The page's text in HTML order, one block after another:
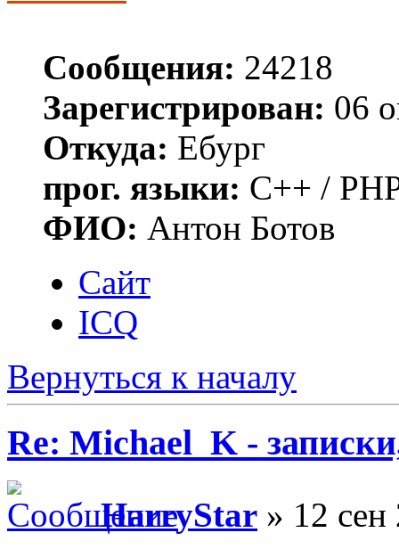
Сообщения: 24218
Зарегистрирован: 06
Откуда: Ебург
прог. языки: C++ /
ФИО: Антон Ботов
Сайт
ICQ
Вернуться к началу
Re: Michael_K -
HarryStar » 12